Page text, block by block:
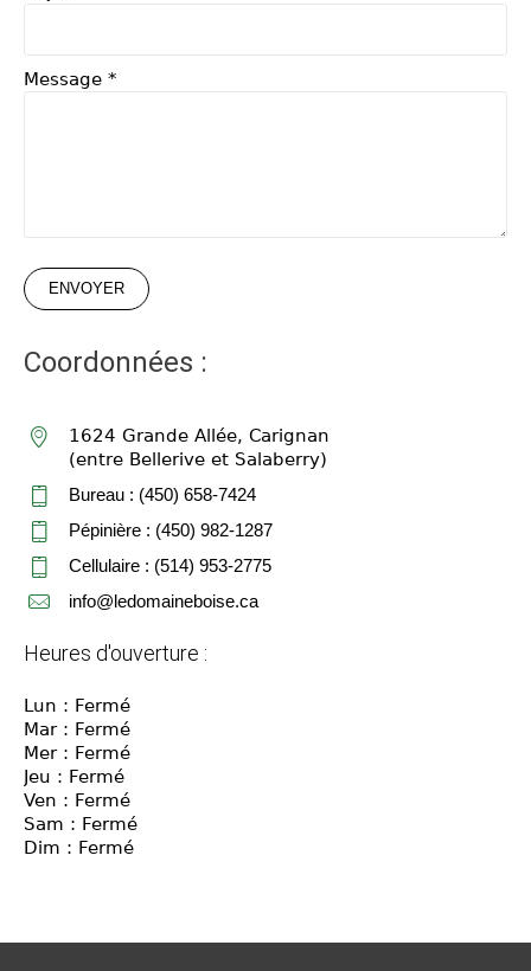
Message*
Coordonnées :
1624 Grande Allée, Carignan
(entre Bellerive et Salaberry)
Bureau : (450) 658-7424
Pépinière : (450) 982-1287
Cellulaire : (514) 953-2775
info@ledomaineboise.ca
Heures d'ouverture :
Lun : Fermé
Mar : Fermé
Mer : Fermé
Jeu : Fermé
Ven : Fermé
Sam : Fermé
Dim : Fermé